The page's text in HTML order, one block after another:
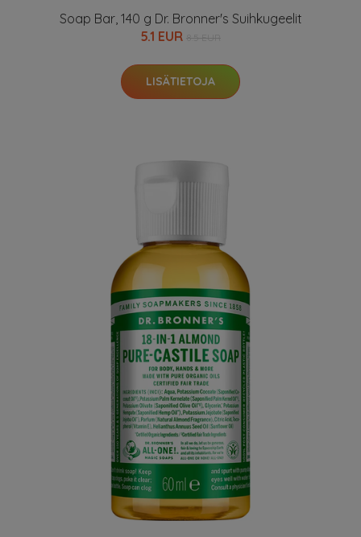
Soap Bar, 140 g Dr. Bronner's Suihkugeelit
5.1 EUR
LISÄTIETOJA